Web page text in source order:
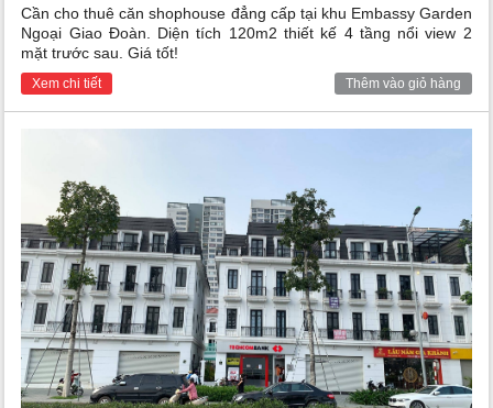
Cần cho thuê căn shophouse đẳng cấp tại khu Embassy Garden
Ngoại Giao Đoàn. Diện tích 120m2 thiết kế 4 tầng nổi view 2
mặt trước sau. Giá tốt!
Xem chi tiết Thêm vào giỏ hàng